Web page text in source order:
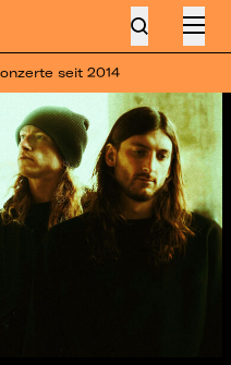
seit 2014